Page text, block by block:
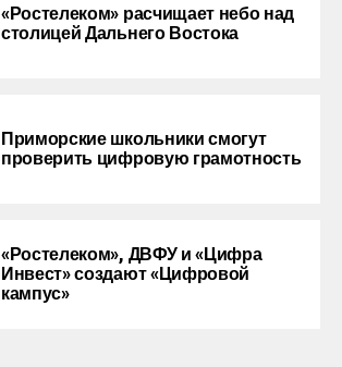
«Ростелеком» расчищает небо над
столицей Дальнего Востока
Приморские школьники смогут
проверить цифровую грамотность
«Ростелеком», ДВФУ и «Цифра
Инвест» создают «Цифровой
кампус»